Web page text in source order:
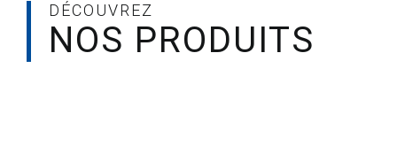
DÉCOUVREZ
NOS PRODUITS